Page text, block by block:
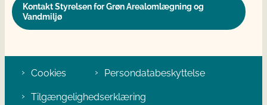
Kontakt Styrelsen for Grøn Arealomlægning og
Vandmiljø
Cookies Persondatabeskyttelse
Tilgængelighedserklæring